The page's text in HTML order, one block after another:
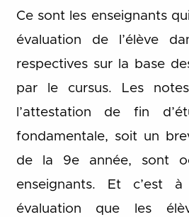
Ce sont les enseignants
évaluation de l’élève
respectives sur la base
par le cursus. Les
l’attestation de fin
fondamentale, soit un
de la 9e année, sont
enseignants. Et c’est
évaluation que les